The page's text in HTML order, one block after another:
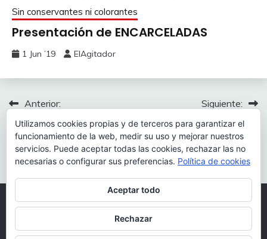
Sin conservantes ni colorantes
Presentación de ENCARCELADAS
1 Jun ’19 ElAgitador
Navegación
de
entradas
Anterior:
Caspe desconocido y oculto:
el cementerio de los
franceses
Siguiente:
Viaje electoral al corazón de
las tinieblas
Todos los derechos reservados 2026.
Funciona gracias a WordPress
|
Tema: Fairy por
Utilizamos cookies propias y de terceros para garantizar el
funcionamiento de la web, medir su uso y mejorar nuestros
servicios. Puede aceptar todas las cookies, rechazar las no
necesarias o configurar sus preferencias. Política de cookies
Aceptar todo
Rechazar